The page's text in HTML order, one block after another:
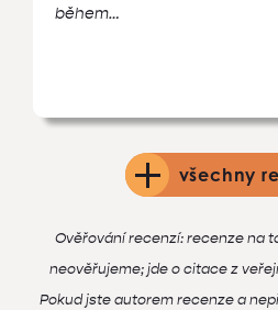
během…
všechny
Ověřování recenzí: recenze na
neověřujeme; jde o citace z
Pokud jste autorem recenze a